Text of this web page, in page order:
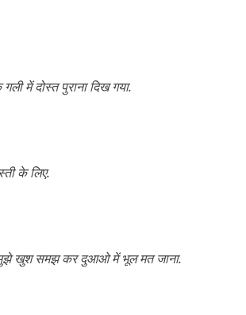
में दोस्त पुराना दिख गया.
के लिए.
मुझे खुश समझ कर दुआओ में भूल मत जाना.